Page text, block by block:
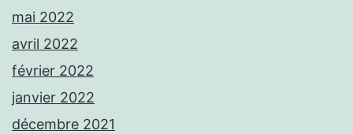
mai 2022
avril 2022
février 2022
janvier 2022
décembre 2021